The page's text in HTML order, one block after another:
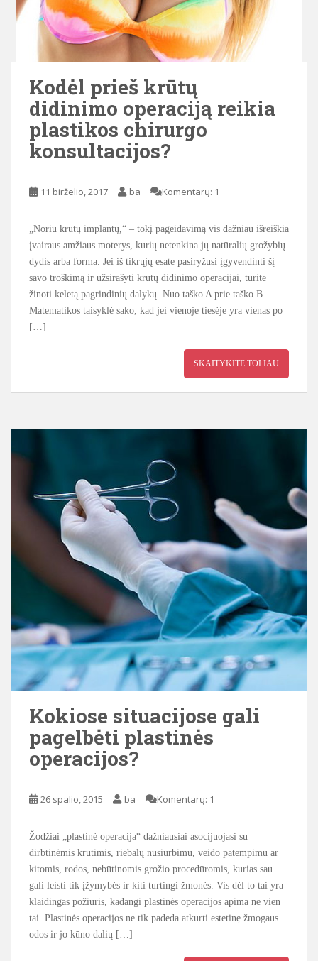
Kodėl prieš krūtų
didinimo operaciją reikia
plastikos chirurgo
konsultacijos?
11 birželio, 2017 ba Komentarų: 1
„Noriu krūtų implantų,“ – tokį pageidavimą vis dažniau išreiškia
įvairaus amžiaus moterys, kurių netenkina jų natūralių grožybių
dydis arba forma. Jei iš tikrųjų esate pasiryžusi įgyvendinti šį
savo troškimą ir užsirašyti krūtų didinimo operacijai, turite
žinoti keletą pagrindinių dalykų. Nuo taško A prie taško B
Matematikos taisyklė sako, kad jei vienoje tiesėje yra vienas po
[…]
SKAITYKITE TOLIAU
Kokiose situacijose gali
pagelbėti plastinės
operacijos?
26 spalio, 2015 ba Komentarų: 1
Žodžiai „plastinė operacija“ dažniausiai asocijuojasi su
dirbtinėmis krūtimis, riebalų nusiurbimu, veido patempimu ar
kitomis, rodos, nebūtinomis grožio procedūromis, kurias sau
gali leisti tik įžymybės ir kiti turtingi žmonės. Vis dėl to tai yra
klaidingas požiūris, kadangi plastinės operacijos apima ne vien
tai. Plastinės operacijos ne tik padeda atkurti estetinę žmogaus
odos ir jo kūno dalių […]